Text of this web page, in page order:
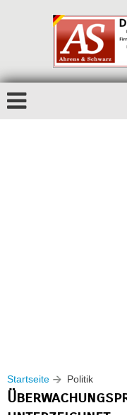
Startseite Politik